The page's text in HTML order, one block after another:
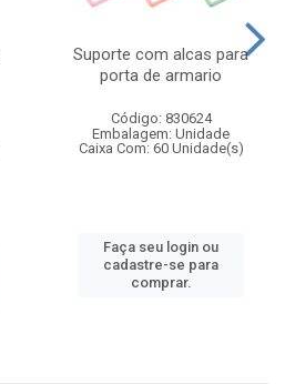
Suporte com alcas para
porta de armario
Código: 830624
Embalagem: Unidade
Caixa Com: 60 Unidade(s)
Faça seu login ou
cadastre-se para
comprar.